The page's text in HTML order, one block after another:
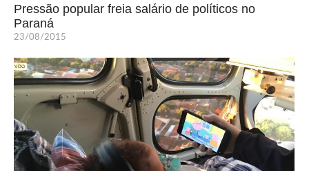
Pressão popular freia salário de políticos no
Paraná
23/08/2015